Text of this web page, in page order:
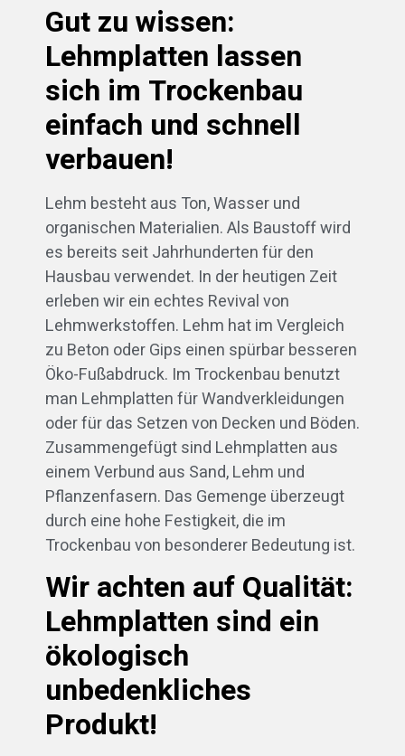
Gut zu wissen:
Lehmplatten lassen
sich im Trockenbau
einfach und schnell
verbauen!
Lehm besteht aus Ton, Wasser und
organischen Materialien. Als Baustoff wird
es bereits seit Jahrhunderten für den
Hausbau verwendet. In der heutigen Zeit
erleben wir ein echtes Revival von
Lehmwerkstoffen. Lehm hat im Vergleich
zu Beton oder Gips einen spürbar besseren
Öko-Fußabdruck. Im Trockenbau benutzt
man Lehmplatten für Wandverkleidungen
oder für das Setzen von Decken und Böden.
Zusammengefügt sind Lehmplatten aus
einem Verbund aus Sand, Lehm und
Pflanzenfasern. Das Gemenge überzeugt
durch eine hohe Festigkeit, die im
Trockenbau von besonderer Bedeutung ist.
Wir achten auf Qualität:
Lehmplatten sind ein
ökologisch
unbedenkliches
Produkt!